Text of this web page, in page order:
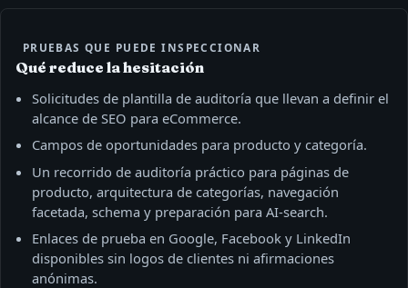
PRUEBAS QUE PUEDE INSPECCIONAR
Qué reduce la hesitación
Solicitudes de plantilla de auditoría que llevan a definir el
alcance de SEO para eCommerce.
Campos de oportunidades para producto y categoría.
Un recorrido de auditoría práctico para páginas de
producto, arquitectura de categorías, navegación
facetada, schema y preparación para AI-search.
Enlaces de prueba en Google, Facebook y LinkedIn
disponibles sin logos de clientes ni afirmaciones
anónimas.